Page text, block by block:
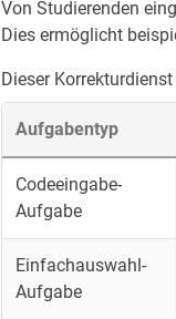
Von Studierenden
Dies ermöglicht
Dieser
Aufgabentyp
Codeeingabe-
Aufgabe
Einfachauswahl-
Aufgabe